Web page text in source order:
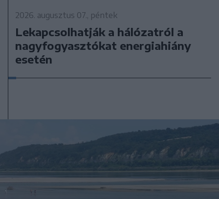
2026. augusztus 07., péntek
Lekapcsolhatják a hálózatról a
nagyfogyasztókat energiahiány
esetén